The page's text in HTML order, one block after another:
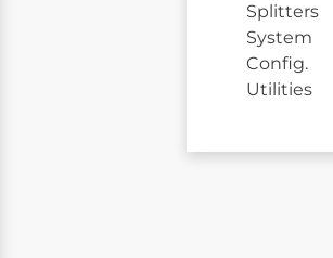
Splitters
System
Config.
Utilities